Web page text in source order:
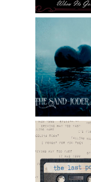
THE
JODER
DOLOR
THE LAST
1999